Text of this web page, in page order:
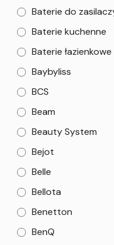
Baterie do
Baterie kuchenne
Baterie łazienkowe
Baybyliss
BCS
Beam
Beauty System
Bejot
Belle
Bellota
Benetton
BenQ